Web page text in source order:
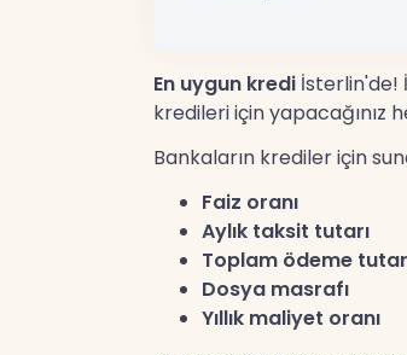
En uygun kredi İsterlin'de!
kredileri için yapacağınız
Bankaların krediler için
Faiz oranı
Aylık taksit tutarı
Toplam ödeme
Dosya masrafı
Yıllık maliyet oranı